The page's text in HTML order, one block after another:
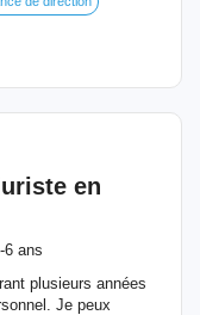
en
6 ans
plusieurs années
Je peux